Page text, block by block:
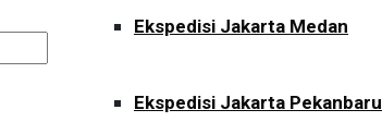
Ekspedisi Jakarta Medan
Ekspedisi Jakarta Pekanbaru